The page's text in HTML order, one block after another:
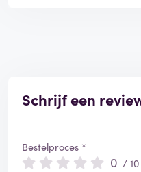
Schrijf een
Bestelproces *
0 / 10